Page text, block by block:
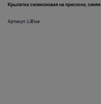
Крылатка силиконовая на присоске, синяя
Артикул: LiBlue